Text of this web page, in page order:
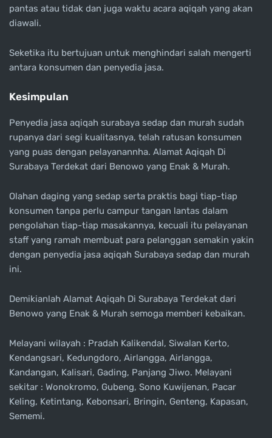
pantas atau tidak dan juga waktu acara aqiqah yang akan
diawali.
Seketika itu bertujuan untuk menghindari salah mengerti
antara konsumen dan penyedia jasa.
Kesimpulan
Penyedia jasa aqiqah surabaya sedap dan murah sudah
rupanya dari segi kualitasnya, telah ratusan konsumen
yang puas dengan pelayanannha. Alamat Aqiqah Di
Surabaya Terdekat dari Benowo yang Enak & Murah.
Olahan daging yang sedap serta praktis bagi tiap-tiap
konsumen tanpa perlu campur tangan lantas dalam
pengolahan tiap-tiap masakannya, kecuali itu pelayanan
staff yang ramah membuat para pelanggan semakin yakin
dengan penyedia jasa aqiqah Surabaya sedap dan murah
ini.
Demikianlah Alamat Aqiqah Di Surabaya Terdekat dari
Benowo yang Enak & Murah semoga memberi kebaikan.
Melayani wilayah : Pradah Kalikendal, Siwalan Kerto,
Kendangsari, Kedungdoro, Airlangga, Airlangga,
Kandangan, Kalisari, Gading, Panjang Jiwo. Melayani
sekitar : Wonokromo, Gubeng, Sono Kuwijenan, Pacar
Keling, Ketintang, Kebonsari, Bringin, Genteng, Kapasan,
Sememi.